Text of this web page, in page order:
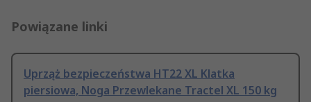
Powiązane linki
Uprząż bezpieczeństwa HT22 XL Klatka
piersiowa, Noga Przewlekane Tractel XL 150 kg